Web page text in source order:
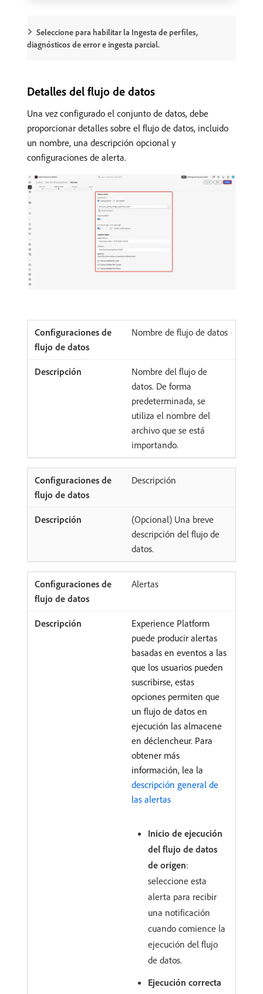
Seleccione para habilitar la Ingesta de perfiles,
diagnósticos de error e ingesta parcial.
Detalles del flujo de datos
Una vez configurado el conjunto de datos, debe
proporcionar detalles sobre el flujo de datos, incluido
un nombre, una descripción opcional y
configuraciones de alerta.
Nombre de flujo de datos
Nombre del flujo de
datos. De forma
predeterminada, se
utiliza el nombre del
archivo que se está
importando.
Descripción
(Opcional) Una breve
descripción del flujo de
datos.
Alertas
Experience Platform
puede producir alertas
basadas en eventos a las
que los usuarios pueden
suscribirse, estas
opciones permiten que
un flujo de datos en
ejecución las almacene
en déclencheur. Para
obtener más
información, lea la
descripción general de
las alertas
Inicio de ejecución
del flujo de datos
de origen:
seleccione esta
alerta para recibir
una notificación
cuando comience la
ejecución del flujo
de datos.
Ejecución correcta